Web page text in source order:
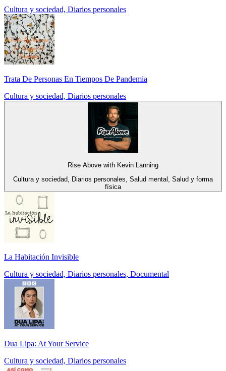
Cultura y sociedad, Diarios personales
Trata De Personas En Tiempos De Pandemia
Cultura y sociedad, Diarios personales
Rise Above with Kevin Lanning
Cultura y sociedad, Diarios personales, Salud mental, Salud y forma
física
La Habitación Invisible
Cultura y sociedad, Diarios personales, Documental
Dua Lipa: At Your Service
Cultura y sociedad, Diarios personales